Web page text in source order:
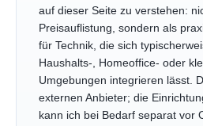
auf dieser Seite zu verstehen:
Preisauflistung, sondern als
für Technik, die sich
Haushalts-, Homeoffice- oder
Umgebungen integrieren lässt.
externen Anbieter; die
kann ich bei Bedarf separat vor